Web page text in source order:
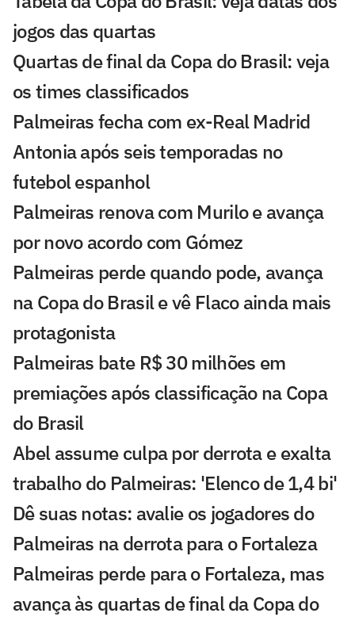
jogos das quartas
Quartas de final da Copa do Brasil: veja
os times classificados
Palmeiras fecha com ex-Real Madrid
Antonia após seis temporadas no
futebol espanhol
Palmeiras renova com Murilo e avança
por novo acordo com Gómez
Palmeiras perde quando pode, avança
na Copa do Brasil e vê Flaco ainda mais
protagonista
Palmeiras bate R$ 30 milhões em
premiações após classificação na Copa
do Brasil
Abel assume culpa por derrota e exalta
trabalho do Palmeiras: 'Elenco de 1,4 bi'
Dê suas notas: avalie os jogadores do
Palmeiras na derrota para o Fortaleza
Palmeiras perde para o Fortaleza, mas
avança às quartas de final da Copa do